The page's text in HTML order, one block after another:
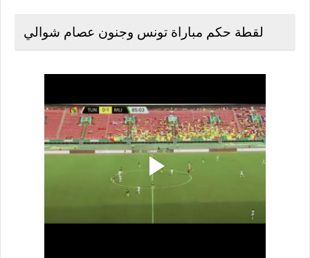
لقطة حكم مباراة تونس وجنون عصام شوالي